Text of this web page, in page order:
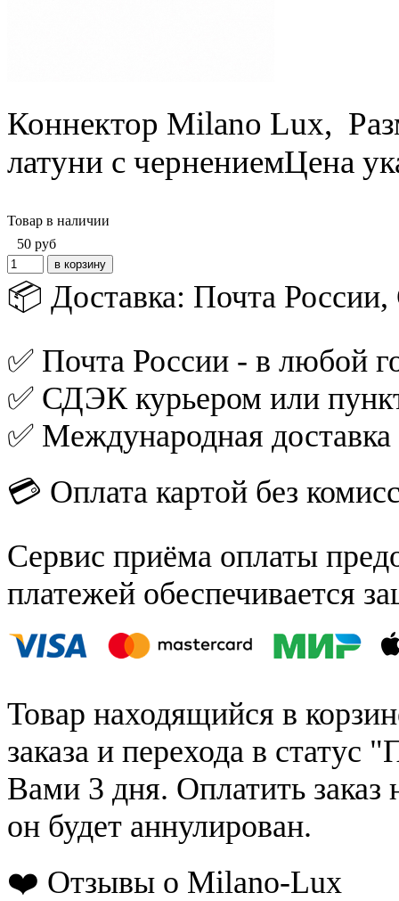
Коннектор Milano Lux,
латуни с чернениемЦена
Товар в наличии
50 руб
📦 Доставка: Почта
✅ Почта России - в любой
✅ СДЭК курьером или
✅ Международная
💳 Оплата картой без
Сервис приёма оплаты
платежей обеспечивается
Товар находящийся в
заказа и перехода в статус
Вами 3 дня. Оплатить заказ
он будет аннулирован.
❤️ Отзывы о Milano-Lux